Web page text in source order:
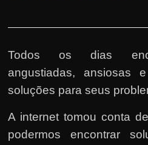
Todos os dias
angustiadas, ansiosas
soluções para seus
A internet tomou conta
podermos encontrar